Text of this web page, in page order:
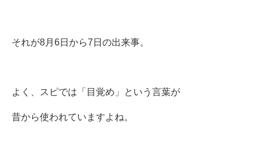
それが8月6日から7日の出来事。
よく、スピでは「目覚め」という言葉が
昔から使われていますよね。